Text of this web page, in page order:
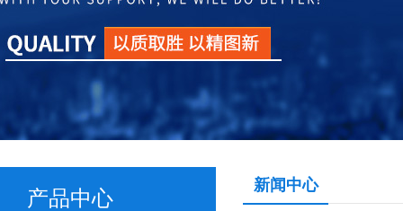
产品中心
新闻中心